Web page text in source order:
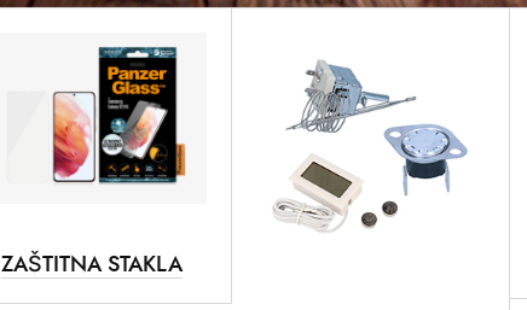
ZAŠTITNA STAKLA